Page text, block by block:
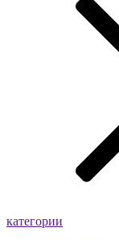
категории